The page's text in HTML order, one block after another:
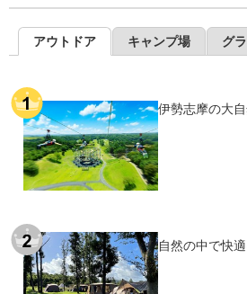
アウトドア キャンプ場 グ
伊勢志摩の大
自然の中で快